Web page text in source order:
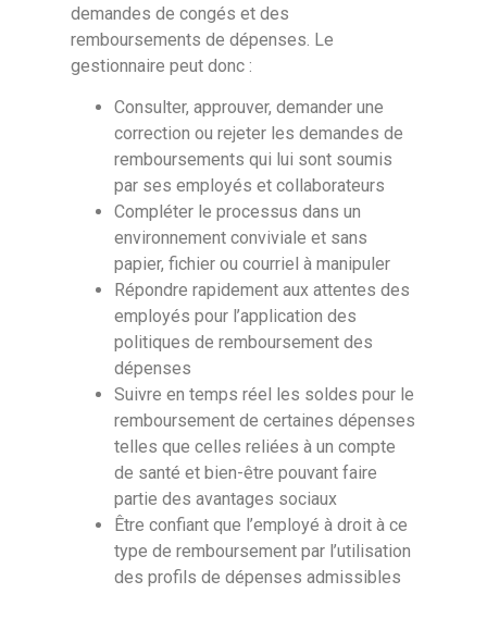
demandes de congés et des
remboursements de dépenses. Le
gestionnaire peut donc :
Consulter, approuver, demander une
correction ou rejeter les demandes de
remboursements qui lui sont soumis
par ses employés et collaborateurs
Compléter le processus dans un
environnement conviviale et sans
papier, fichier ou courriel à manipuler
Répondre rapidement aux attentes des
employés pour l’application des
politiques de remboursement des
dépenses
Suivre en temps réel les soldes pour le
remboursement de certaines dépenses
telles que celles reliées à un compte
de santé et bien-être pouvant faire
partie des avantages sociaux
Être confiant que l’employé à droit à ce
type de remboursement par l’utilisation
des profils de dépenses admissibles